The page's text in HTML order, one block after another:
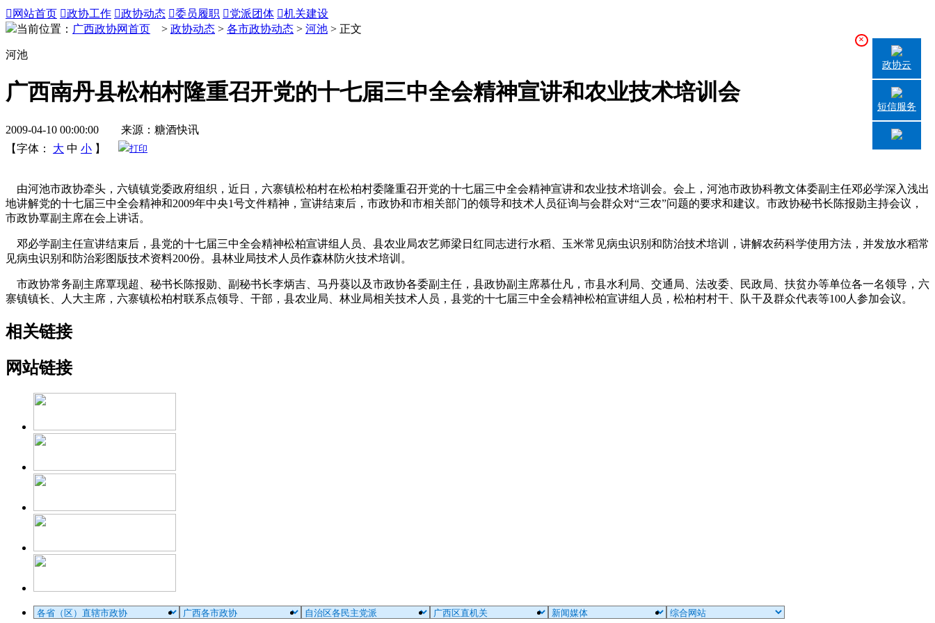
 网站首页 政协工作 政协动态 委员履职 党派团体 机关建设
当前位置： 广西政协网首页 > 政协动态 > 各市政协动态 > 河池 > 正文
河池
广西南丹县松柏村隆重召开党的十七届三中全会精神宣讲和农业技术培训会
2009-04-10 00:00:00 来源：糖酒快讯
【字体：
大 中 小 】 打印
由河池市政协牵头，六镇镇党委政府组织，近日，六寨镇松柏村在松柏村委隆重召开党的十七届三中全会精神宣讲和农业技术培训会。会上，河池市政协科教文体委副主任邓必学深入浅出
地讲解党的十七届三中全会精神和2009年中央1号文件精神，宣讲结束后，市政协和市相关部门的领导和技术人员征询与会群众对“三农”问题的要求和建议。市政协秘书长陈报勋主持会议，
市政协覃副主席在会上讲话。
邓必学副主任宣讲结束后，县党的十七届三中全会精神松柏宣讲组人员、县农业局农艺师梁日红同志进行水稻、玉米常见病虫识别和防治技术培训，讲解农药科学使用方法，并发放水稻常
见病虫识别和防治彩图版技术资料200份。县林业局技术人员作森林防火技术培训。
市政协常务副主席覃现超、秘书长陈报勋、副秘书长李炳吉、马丹葵以及市政协各委副主任，县政协副主席慕仕凡，市县水利局、交通局、法改委、民政局、扶贫办等单位各一名领导，六
寨镇镇长、人大主席，六寨镇松柏村联系点领导、干部，县农业局、林业局相关技术人员，县党的十七届三中全会精神松柏宣讲组人员，松柏村村干、队干及群众代表等100人参加会议。
相关链接
网站链接
×
政协云
短信服务